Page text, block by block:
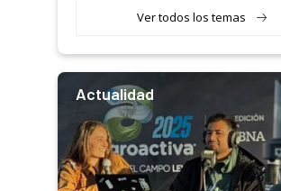
Ver todos los temas
Actualidad